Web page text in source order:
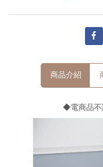
商品介紹
◆電商品不